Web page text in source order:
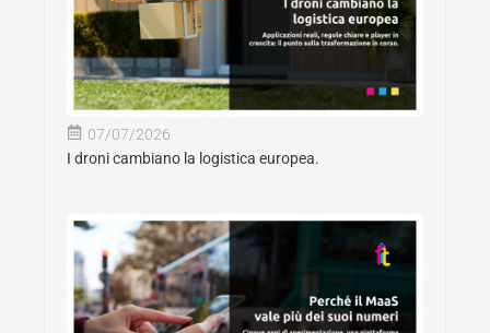
07/07/2026
I droni cambiano la logistica europea.